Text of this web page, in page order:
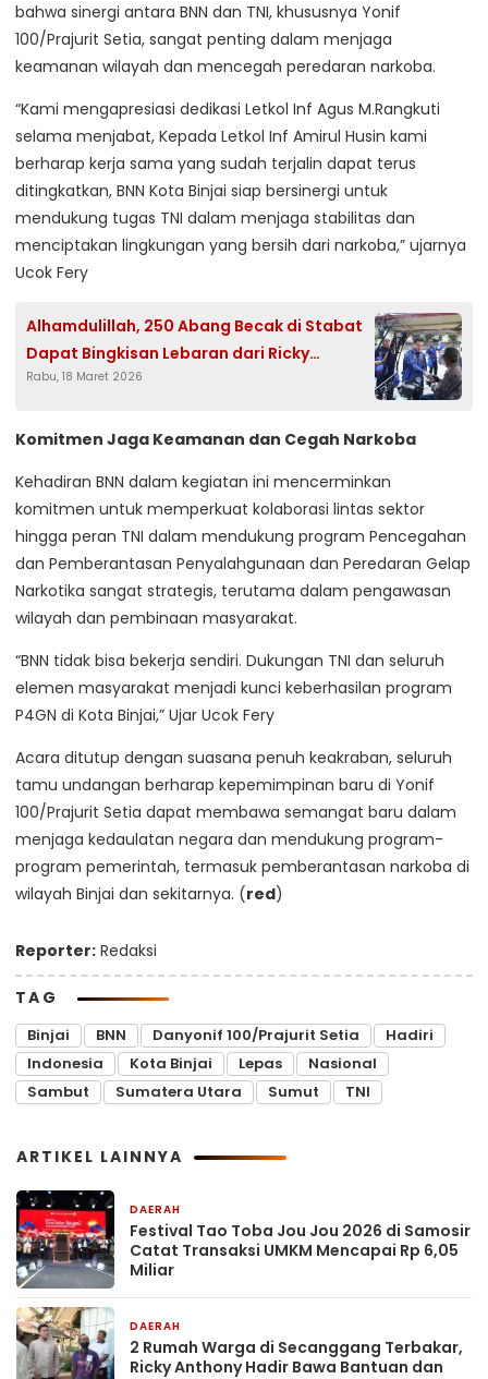
bahwa sinergi antara BNN dan TNI, khususnya Yonif
100/Prajurit Setia, sangat penting dalam menjaga
keamanan wilayah dan mencegah peredaran narkoba.
“Kami mengapresiasi dedikasi Letkol Inf Agus M.Rangkuti
selama menjabat, Kepada Letkol Inf Amirul Husin kami
berharap kerja sama yang sudah terjalin dapat terus
ditingkatkan, BNN Kota Binjai siap bersinergi untuk
mendukung tugas TNI dalam menjaga stabilitas dan
menciptakan lingkungan yang bersih dari narkoba,” ujarnya
Ucok Fery
Alhamdulillah, 250 Abang Becak di Stabat
Dapat Bingkisan Lebaran dari Ricky
Anthony
Rabu, 18 Maret 2026
Komitmen Jaga Keamanan dan Cegah Narkoba
Kehadiran BNN dalam kegiatan ini mencerminkan
komitmen untuk memperkuat kolaborasi lintas sektor
hingga peran TNI dalam mendukung program Pencegahan
dan Pemberantasan Penyalahgunaan dan Peredaran Gelap
Narkotika sangat strategis, terutama dalam pengawasan
wilayah dan pembinaan masyarakat.
“BNN tidak bisa bekerja sendiri. Dukungan TNI dan seluruh
elemen masyarakat menjadi kunci keberhasilan program
P4GN di Kota Binjai,” Ujar Ucok Fery
Acara ditutup dengan suasana penuh keakraban, seluruh
tamu undangan berharap kepemimpinan baru di Yonif
100/Prajurit Setia dapat membawa semangat baru dalam
menjaga kedaulatan negara dan mendukung program-
program pemerintah, termasuk pemberantasan narkoba di
wilayah Binjai dan sekitarnya. (red)
Reporter: Redaksi
TAG
Binjai BNN Danyonif 100/Prajurit Setia
Hadiri
Indonesia
Kota Binjai Lepas
Nasional
Sambut
Sumatera Utara Sumut TNI
ARTIKEL LAINNYA
DAERAH
Festival Tao Toba Jou Jou 2026 di Samosir
Catat Transaksi UMKM Mencapai Rp 6,05
Miliar
DAERAH
2 Rumah Warga di Secanggang Terbakar,
Ricky Anthony Hadir Bawa Bantuan dan